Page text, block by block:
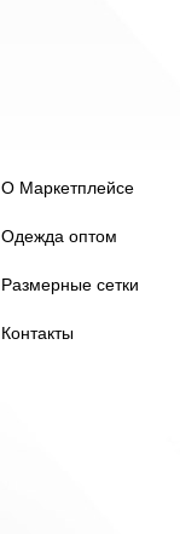
О Маркетплейсе
Одежда оптом
Размерные сетки
Контакты